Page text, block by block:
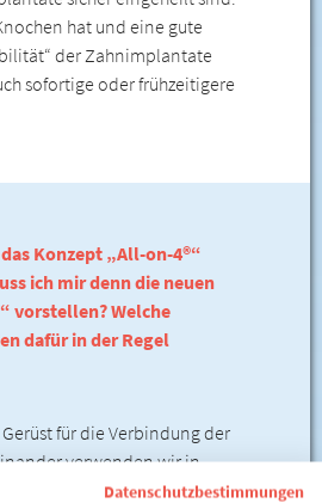
hat und eine gute
der Zahnimplantate
sofortige oder frühzeitigere
Konzept „All-on-4®“
ich mir denn die neuen
vorstellen? Welche
dafür in der Regel
für die Verbindung der
verwenden wir in
Titan, oder Zirkoniumoxid,
Datenschutzbestimmungen